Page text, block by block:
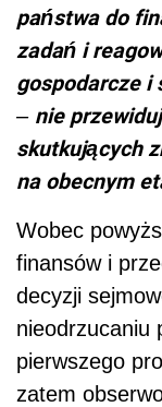
państwa do
zadań i
gospodarcze i
– nie
skutkujących
na obecnym
Wobec
finansów i
decyzji
nieodrzucaniu
pierwszego
zatem